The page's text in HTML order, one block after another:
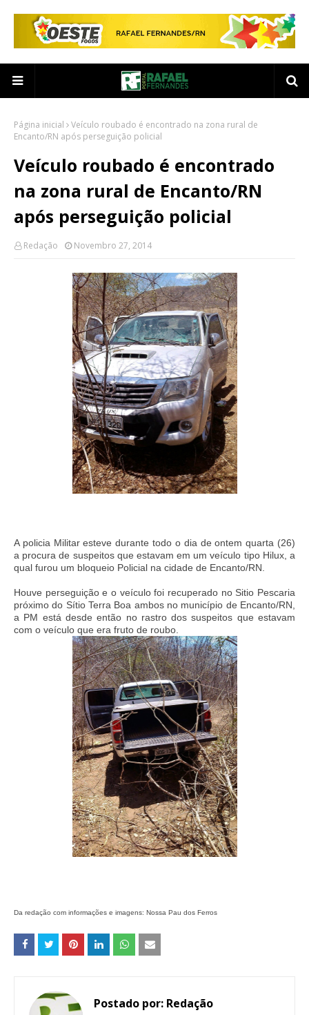
Página inicial
Veículo roubado é encontrado na zona rural de
Encanto/RN após perseguição policial
Veículo roubado é encontrado
na zona rural de Encanto/RN
após perseguição policial
Redação Novembro 27, 2014
A policia Militar esteve durante todo o dia de ontem quarta (26)
a procura de suspeitos que estavam em um veículo tipo Hilux, a
qual furou um bloqueio Policial na cidade de Encanto/RN.
Houve perseguição e o veículo foi recuperado no Sitio Pescaria
próximo do Sítio Terra Boa ambos no município de Encanto/RN,
a PM está desde então no rastro dos suspeitos que estavam
com o veículo que era fruto de roubo.
Da redação com informações e imagens: Nossa Pau dos Ferros
Postado por: Redação